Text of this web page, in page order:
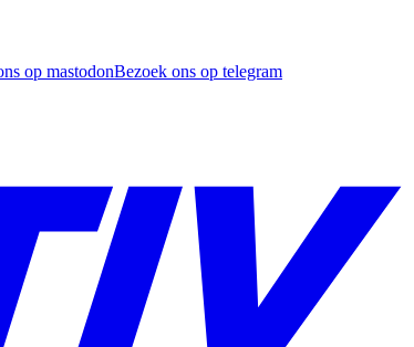
op mastodonBezoek ons op telegram